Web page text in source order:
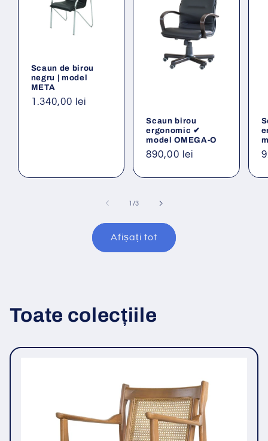
Scaun de birou
negru | model
META
Preț
1.340,00 lei
Scaun birou
ergonomic ✔
model OMEGA-O
Preț
890,00 lei
1 /din
3
Afișați tot
Toate colecțiile